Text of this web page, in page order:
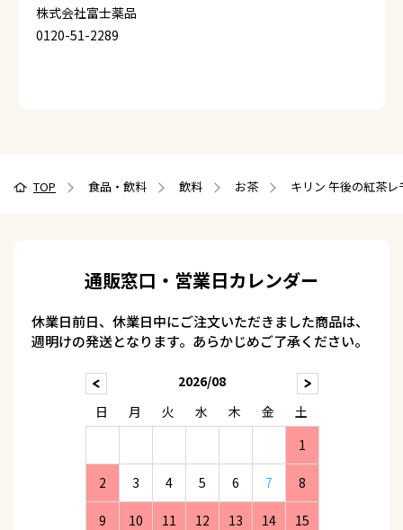
株式会社富士薬品
0120-51-2289
TOP 食品・飲料 飲料 お茶 キリン 午後の紅茶
通販窓口・営業日カレンダー
休業日前日、休業日中にご注文いただきました商品は、
週明けの発送となります。あらかじめご了承ください。
2026/08
日
月 火 水 木 金
土
1
2 3 4 5 6 7 8
9 10 11 12 13 14 15